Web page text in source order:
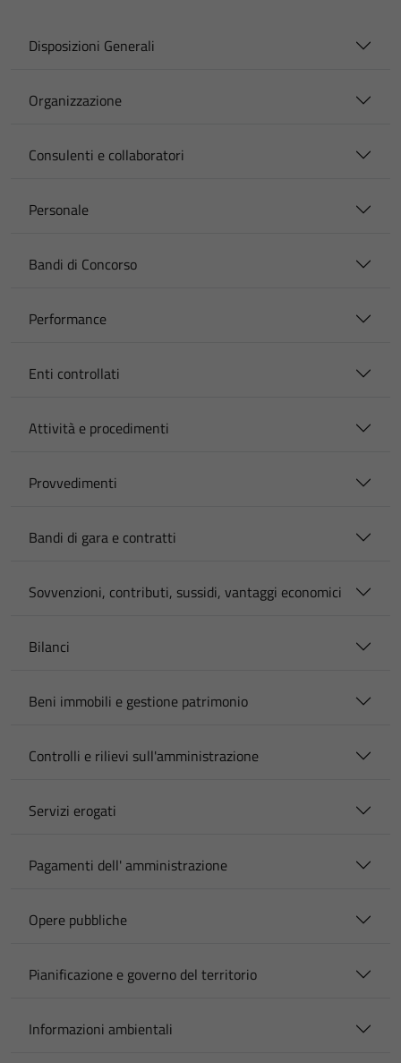
Disposizioni Generali
Organizzazione
Consulenti e collaboratori
Personale
Bandi di Concorso
Performance
Enti controllati
Attività e procedimenti
Provvedimenti
Bandi di gara e contratti
Sovvenzioni, contributi, sussidi, vantaggi economici
Bilanci
Beni immobili e gestione patrimonio
Controlli e rilievi sull'amministrazione
Servizi erogati
Pagamenti dell' amministrazione
Opere pubbliche
Pianificazione e governo del territorio
Informazioni ambientali